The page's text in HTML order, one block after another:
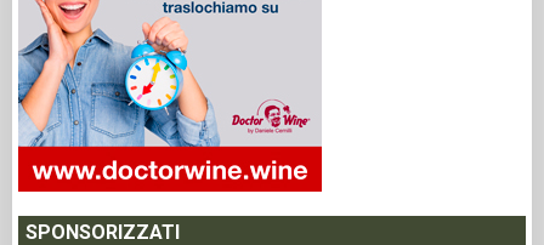
SPONSORIZZATI